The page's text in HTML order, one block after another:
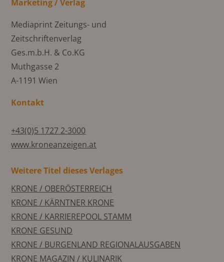
Marketing / Verlag
Mediaprint Zeitungs- und
Zeitschriftenverlag
Ges.m.b.H. & Co.KG
Muthgasse 2
A-1191 Wien
Kontakt
+43(0)5 1727 2-3000
www.kroneanzeigen.at
Weitere Titel dieses Verlages
KRONE / OBERÖSTERREICH
KRONE / KÄRNTNER KRONE
KRONE / KARRIEREPOOL STAMM
KRONE GESUND
KRONE / BURGENLAND REGIONALAUSGABEN
KRONE MAGAZIN / KULINARIK